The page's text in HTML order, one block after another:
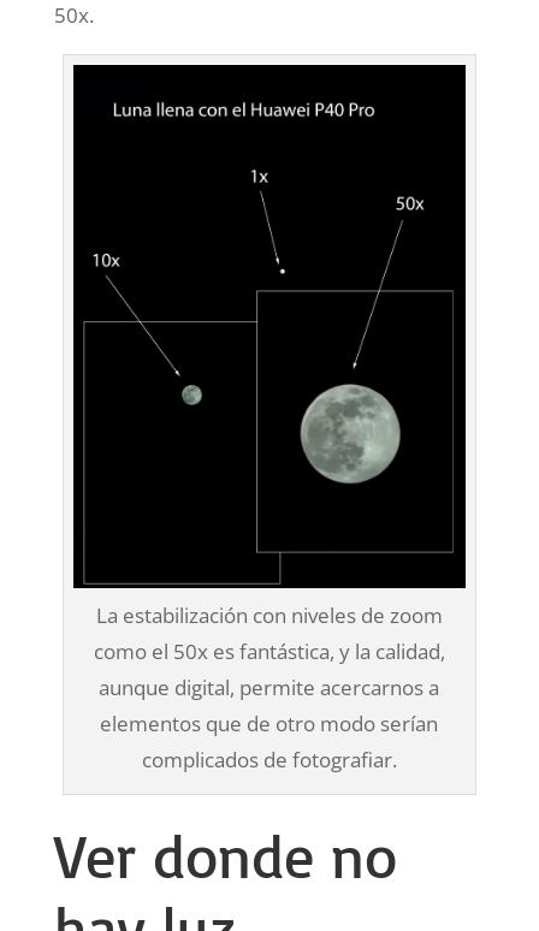
50x.
La estabilización con niveles de zoom
como el 50x es fantástica, y la calidad,
aunque digital, permite acercarnos a
elementos que de otro modo serían
complicados de fotografiar.
Ver donde no